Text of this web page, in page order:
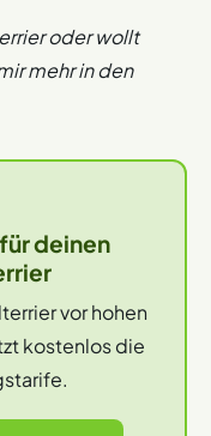
oder wollt
mehr in den
deinen
vor hohen
kostenlos die